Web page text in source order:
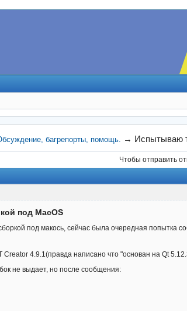
багрепорты, помощь. → Испытываю
Чтобы отправить
под MacOS
под макось, сейчас была очередная попытка
4.9.1(правда написано что "основан на Qt
не выдает, но после сообщения: